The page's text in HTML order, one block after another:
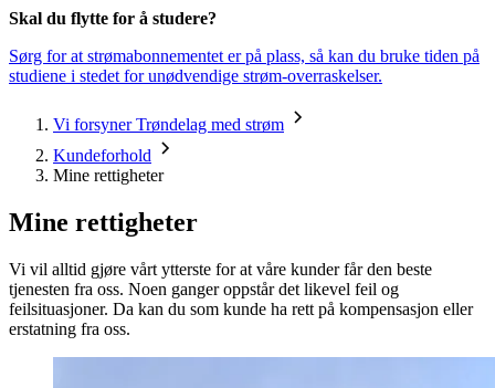
Skal du flytte for å studere?
Sørg for at strømabonnementet er på plass, så kan du bruke tiden på
studiene i stedet for unødvendige strøm-overraskelser.
Vi forsyner Trøndelag med strøm
Kundeforhold
Mine rettigheter
Mine rettigheter
Vi vil alltid gjøre vårt ytterste for at våre kunder får den beste
tjenesten fra oss. Noen ganger oppstår det likevel feil og
feilsituasjoner. Da kan du som kunde ha rett på kompensasjon eller
erstatning fra oss.